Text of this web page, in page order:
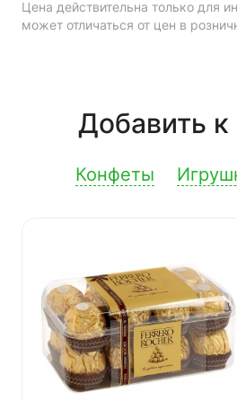
Цена действительна только для
может отличаться от цен в
Добавить к
Конфеты